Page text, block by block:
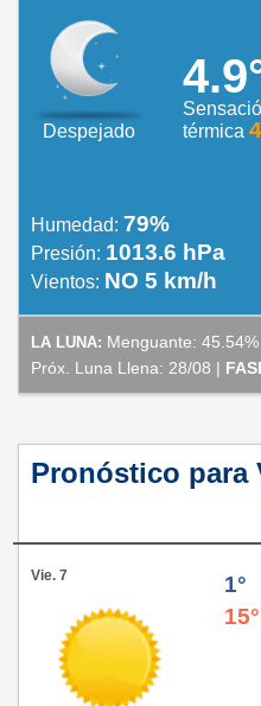
Despejado
térmica
Humedad: 79%
Presión: 1013.6 hPa
Vientos: NO 5 km/h
LA LUNA: Menguante:
Próx. Luna Llena: 28/08 |
Pronóstico para
Vie. 7
1°
15°